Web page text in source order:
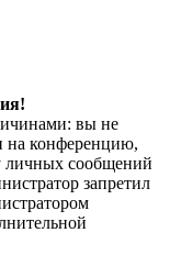
вы не
на конференцию,
личных сообщений
запретил